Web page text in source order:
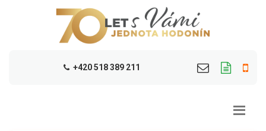
+420 518 389 211